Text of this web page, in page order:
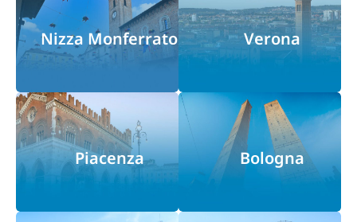
Nizza Monferrato Verona
Piacenza Bologna